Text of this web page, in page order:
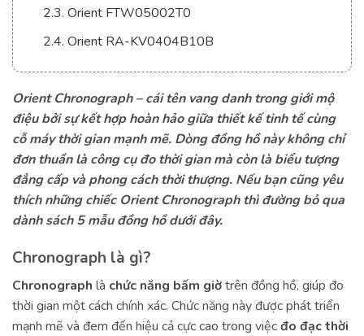
2.3. Orient FTW05002T0
2.4. Orient RA-KV0404B10B
Orient Chronograph– cái tên vang danh trong giới mộ
điệu bởi sự kết hợp hoàn hảo giữa thiết kế tinh tế cùng
cỗ máy thời gian mạnh mẽ. Dòng đồng hồ này không chỉ
đơn thuần là công cụ đo thời gian mà còn là biểu tượng
đẳng cấp và phong cách thời thượng. Nếu bạn cũng yêu
thích những chiếc Orient Chronograph thì đường bỏ qua
dành sách 5 mẫu đồng hồ dưới đây.
Chronograph là gì?
Chronograph là chức năng bấm giờtrên đồng hồ, giúp đo
thời gian một cách chính xác. Chức năng này được phát triển
mạnh mẽ và đem đến hiệu cả cực cao trong việcđo đạc thời